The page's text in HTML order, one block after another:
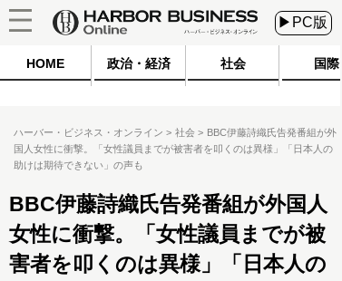
▶PC版
HOME 政治・経済 社会 国際
ハーバー・ビジネス・オンライン 社会
BBC伊藤詩織氏告発番組が外
国人女性に衝撃。「女性議員までが被害者を叩くのは異様」「日本人の
助けは期待できない」の声も
BBC伊藤詩織氏告発番組が外国人
女性に衝撃。「女性議員までが被
害者を叩くのは異様」「日本人の